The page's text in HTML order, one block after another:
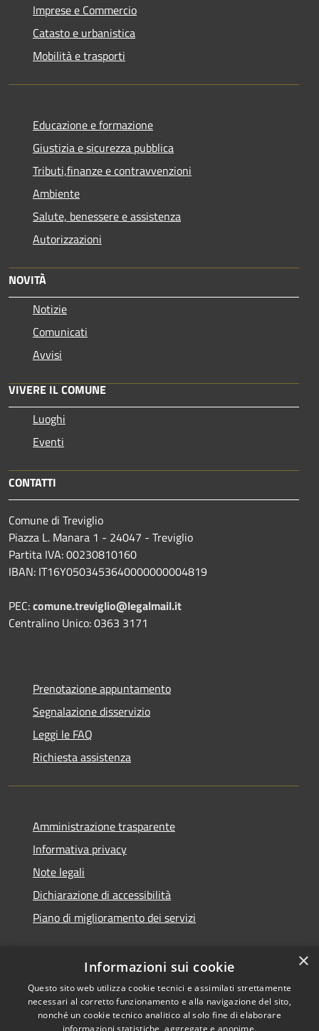
Imprese e Commercio
Catasto e urbanistica
Mobilità e trasporti
Educazione e formazione
Giustizia e sicurezza pubblica
Tributi,finanze e contravvenzioni
Ambiente
Salute, benessere e assistenza
Autorizzazioni
NOVITÀ
Notizie
Comunicati
Avvisi
VIVERE IL COMUNE
Luoghi
Eventi
CONTATTI
Comune di Treviglio
Piazza L. Manara 1 - 24047 - Treviglio
Partita IVA: 00230810160
IBAN: IT16Y0503453640000000004819
PEC:comune.treviglio@legalmail.it
Centralino Unico: 0363 3171
Prenotazione appuntamento
Segnalazione disservizio
Leggi le FAQ
Richiesta assistenza
Amministrazione trasparente
Informativa privacy
Note legali
Dichiarazione di accessibilità
Piano di miglioramento dei servizi
RSS
Accessibilità
Privacy
Copyright © 2026 • Comune di
Treviglio • Powered by
Municipium•Accesso
×
Informazioni sui cookie
Questo sito web utilizza cookie tecnici e assimilati strettamente
necessari al corretto funzionamento e alla navigazione del sito,
nonché un cookie tecnico analitico al solo fine di elaborare
informazioni statistiche, aggregate e anonime.